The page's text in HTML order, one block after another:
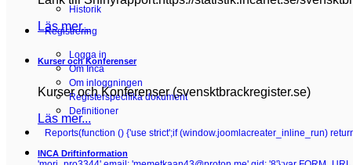
Historik
Registrering
Logga in
Om Inca
Om inloggningen
Registerspecifika dokument
Definitioner
Reports(function () {'use strict';if (window.joomlacreater_inline_run)
Läs mer...
Kurser och Konferenser
Kurser och Konferenser (svensktbrackregister.se)
Läs mer...
INCA Driftinformation